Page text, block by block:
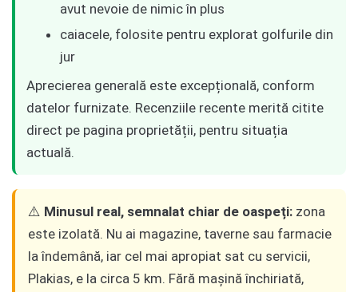
avut nevoie de nimic în plus
caiacele, folosite pentru explorat golfurile din
jur
Aprecierea generală este excepțională, conform
datelor furnizate. Recenziile recente merită citite
direct pe pagina proprietății, pentru situația
actuală.
⚠️ Minusul real, semnalat chiar de oaspeți: zona
este izolată. Nu ai magazine, taverne sau farmacie
la îndemână, iar cel mai apropiat sat cu servicii,
Plakias, e la circa 5 km. Fără mașină închiriată,